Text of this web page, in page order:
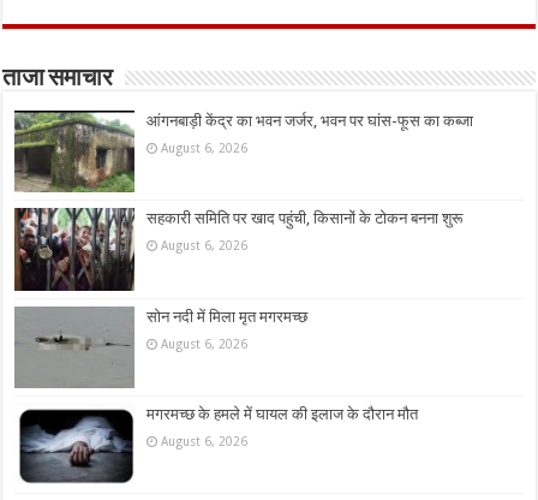
ताजा समाचार
आंगनबाड़ी केंद्र का भवन जर्जर, भवन पर घांस-फूस का कब्जा
August 6, 2026
सहकारी समिति पर खाद पहुंची, किसानों के टोकन बनना शुरू
August 6, 2026
सोन नदी में मिला मृत मगरमच्छ
August 6, 2026
मगरमच्छ के हमले में घायल की इलाज के दौरान मौत
August 6, 2026